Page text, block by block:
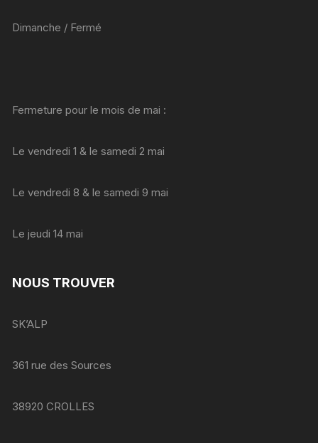
Dimanche / Fermé
Fermeture pour le mois de mai :
Le vendredi 1 & le samedi 2 mai
Le vendredi 8 & le samedi 9 mai
Le jeudi 14 mai
NOUS TROUVER
SK’ALP
361 rue des Sources
38920 CROLLES